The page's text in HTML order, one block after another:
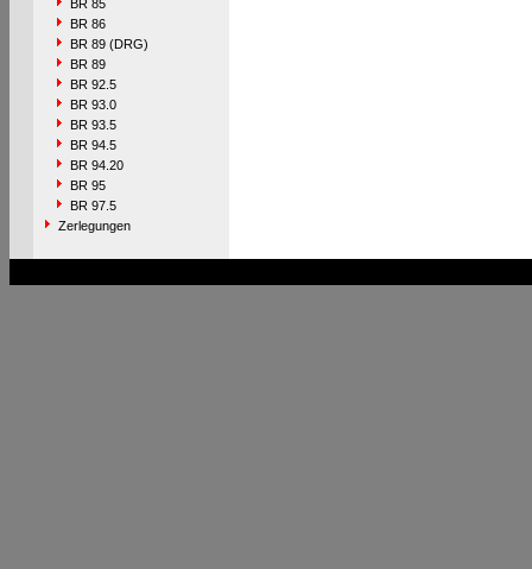
BR 85
BR 86
BR 89 (DRG)
BR 89
BR 92.5
BR 93.0
BR 93.5
BR 94.5
BR 94.20
BR 95
BR 97.5
Zerlegungen